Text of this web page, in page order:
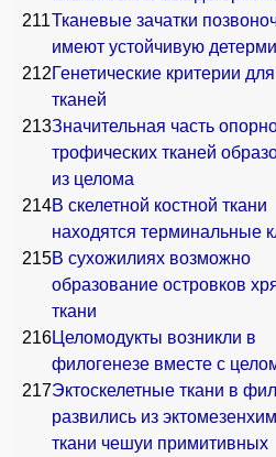
211Тканевые зачатки
имеют устойчивую
212Генетические критерии
тканей
213Значительная часть
трофических тканей
из целома
214В скелетной костной ткани
находятся терминальные
215В сухожилиях возможно
образование островков
ткани
216Целомодукты возникли в
филогенезе вместе с
217Эктоскелетные ткани в
развились из
ткани чешуи примитивных